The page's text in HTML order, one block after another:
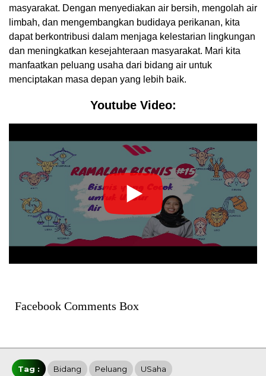
masyarakat. Dengan menyediakan air bersih, mengolah air
limbah, dan mengembangkan budidaya perikanan, kita
dapat berkontribusi dalam menjaga kelestarian lingkungan
dan meningkatkan kesejahteraan masyarakat. Mari kita
manfaatkan peluang usaha dari bidang air untuk
menciptakan masa depan yang lebih baik.
Youtube Video:
Facebook Comments Box
Tag : Bidang Peluang USaha